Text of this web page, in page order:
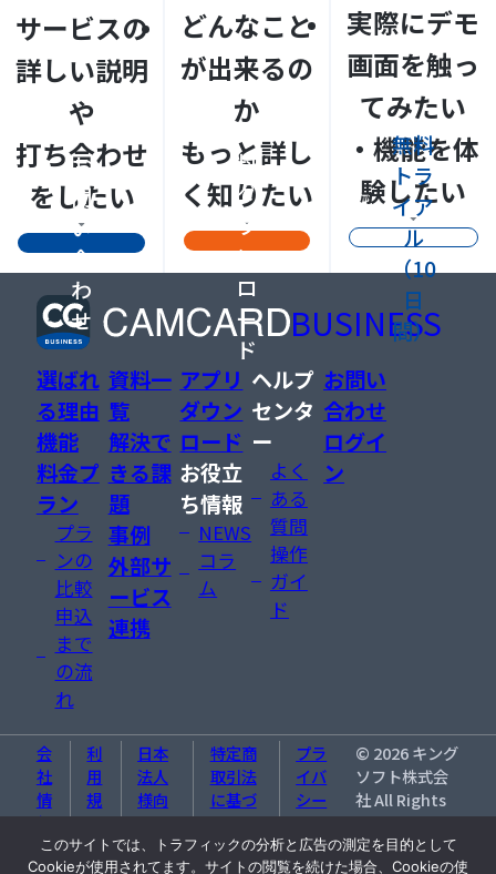
サービスの
詳しい説明
や
打ち合わせ
をしたい
お
問
い
合
わ
せ
どんなこと
が出来るの
か
もっと詳し
く知りたい
資
料
ダ
ウ
ン
ロ
ー
ド
実際にデモ
画面を触っ
てみたい
・機能を体
験したい
無料
トラ
イア
ル
（10
日
間）
BUSINESS
選ばれ
る理由
機能
料金プ
ラン
プラ
ンの
比較
申込
まで
の流
れ
資料一
覧
解決で
きる課
題
事例
外部サ
ービス
連携
アプリ
ダウン
ロード
お役立
ち情報
NEWS
コラ
ム
ヘルプ
センタ
ー
よく
ある
質問
操作
ガイ
ド
お問い
合わせ
ログイ
ン
会
社
情
報
利
用
規
約
日本
法人
様向
け特
約
特定商
取引法
に基づ
く表記
プラ
イバ
シー
ポリ
シー
© 2026キング
ソフト株式会
社 All Rights
Reserved.
このサイトでは、トラフィックの分析と広告の測定を目的として
Cookieが使用されてます。サイトの閲覧を続けた場合、Cookieの使